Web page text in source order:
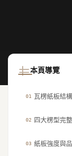
本頁導覽
01 瓦楞紙板結
02 四大楞型完
03 紙板強度與